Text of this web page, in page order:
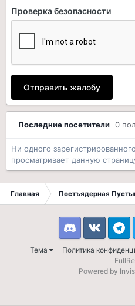
Проверка безопасности
Отправить жалобу
Последние посетители 0
Ни одного
просматривает данную
Главная Постъядерная
Тема Политика
DiscordVK
Powered by